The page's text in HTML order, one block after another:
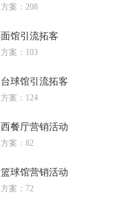
方案：208
面馆引流拓客
方案：103
台球馆引流拓客
方案：124
西餐厅营销活动
方案：82
篮球馆营销活动
方案：72